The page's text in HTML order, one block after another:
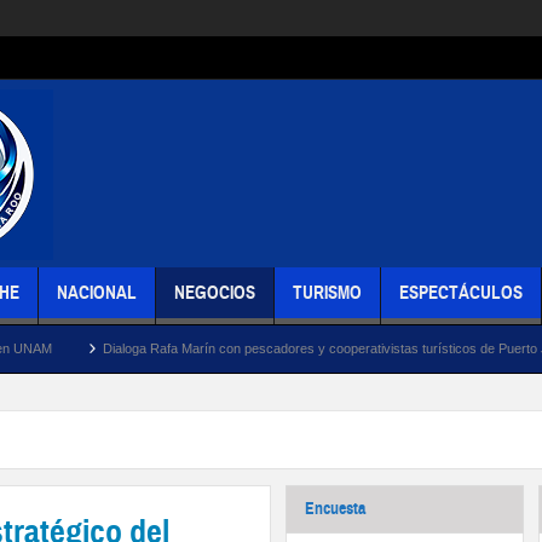
NACIONAL NEGOCIOS TURISMO ESPECTÁCULOS
Rafa Marín con pescadores y cooperativistas turísticos de Puerto Juárez sobre
del
Encuesta